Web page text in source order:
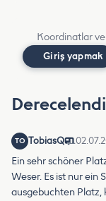
Koordinatlar ve
Giriş yapmak
TO TobiasQ
Ein sehr schöner
Weser. Es ist nur ein
ausgebuchten Platz,